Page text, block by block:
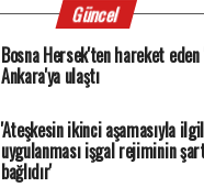
Güncel
Bosna Hersek'ten hareket
Ankara'ya ulaştı
'Ateşkesin ikinci aşamasıyla
uygulanması işgal rejiminin
bağlıdır'